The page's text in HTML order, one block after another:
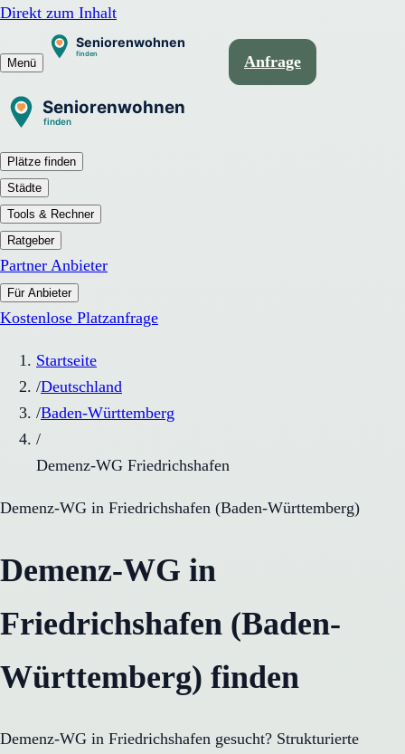
Direkt zum Inhalt
Menü Anfrage
Plätze finden
Städte
Tools & Rechner
Ratgeber
Partner Anbieter
Für Anbieter
Kostenlose Platzanfrage
Startseite
/Deutschland
/Baden-Württemberg
/
Demenz-WG Friedrichshafen
Demenz-WG in Friedrichshafen (Baden-Württemberg)
Demenz-WG in
Friedrichshafen (Baden-
Württemberg) finden
Demenz-WG in Friedrichshafen gesucht? Strukturierte